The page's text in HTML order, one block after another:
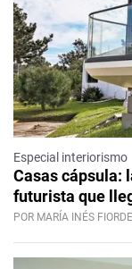
Especial interiorismo
Casas cápsula:
futurista que
POR MARÍA INÉS